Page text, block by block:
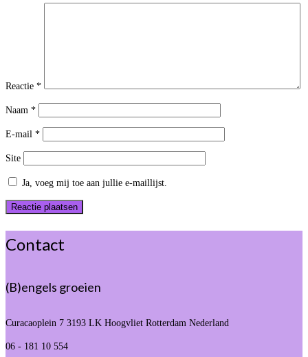
Reactie *
Naam *
E-mail *
Site
Ja, voeg mij toe aan jullie e-maillijst.
Contact
(B)engels groeien
Curacaoplein 7 3193 LK Hoogvliet Rotterdam Nederland
06 - 181 10 554